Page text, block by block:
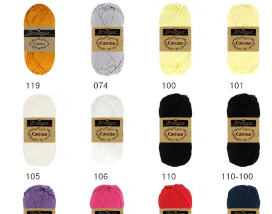
119 074 100 101
105 106 110 110-100